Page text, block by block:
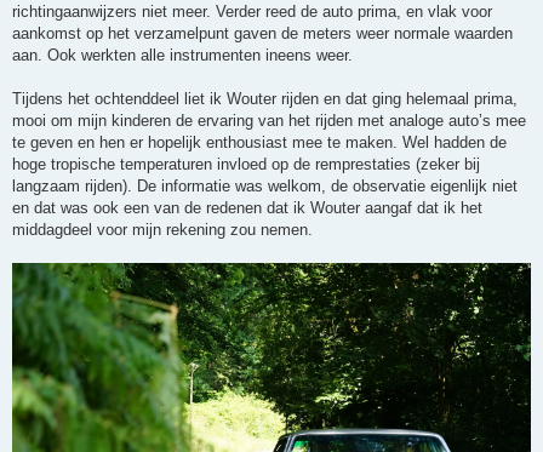
richtingaanwijzers niet meer. Verder reed de auto prima, en vlak voor
aankomst op het verzamelpunt gaven de meters weer normale waarden
aan. Ook werkten alle instrumenten ineens weer.
Tijdens het ochtenddeel liet ik Wouter rijden en dat ging helemaal prima,
mooi om mijn kinderen de ervaring van het rijden met analoge auto’s mee
te geven en hen er hopelijk enthousiast mee te maken. Wel hadden de
hoge tropische temperaturen invloed op de remprestaties (zeker bij
langzaam rijden). De informatie was welkom, de observatie eigenlijk niet
en dat was ook een van de redenen dat ik Wouter aangaf dat ik het
middagdeel voor mijn rekening zou nemen.